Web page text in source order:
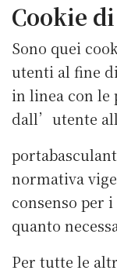
Cookie
Sono quei
utenti al fine
in linea con le
dall’utente
normativa
consenso per
quanto
Per tutte le